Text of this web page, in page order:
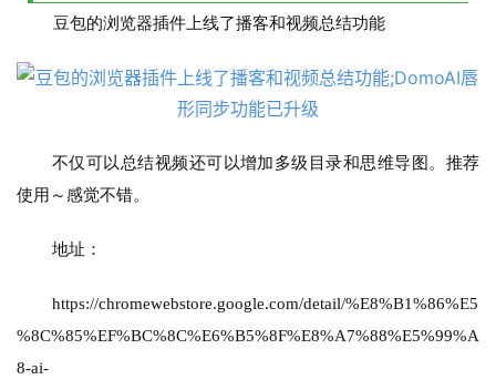
豆包的浏览器插件上线了播客和视频总结功能
不仅可以总结视频还可以增加多级目录和思维导图。推荐
使用～感觉不错。
地址：
https://chromewebstore.google.com/detail/%E8%B1%86%E5
%8C%85%EF%BC%8C%E6%B5%8F%E8%A7%88%E5%99%A
8-ai-